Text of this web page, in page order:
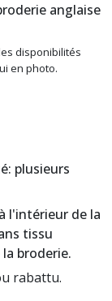
anglaise
disponibilités
en photo.
plusieurs
l'intérieur de la
tissu
broderie.
rabattu.